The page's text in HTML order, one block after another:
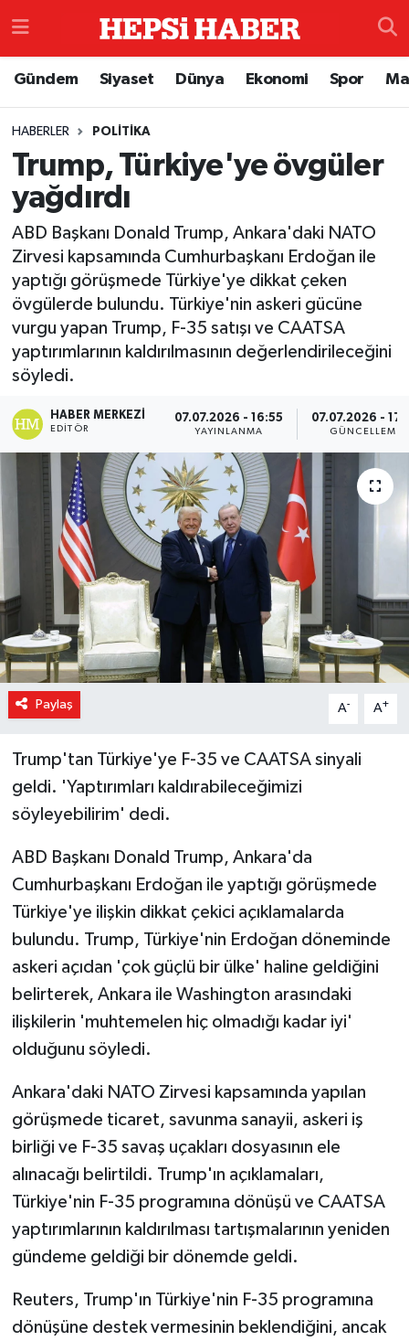
Gündem Siyaset Dünya Ekonomi Spor
HABERLER POLITIKA
Trump, Türkiye'ye övgüler
yağdırdı
ABD Başkanı Donald Trump, Ankara'daki NATO
Zirvesi kapsamında Cumhurbaşkanı Erdoğan ile
yaptığı görüşmede Türkiye'ye dikkat çeken
övgülerde bulundu. Türkiye'nin askeri gücüne
vurgu yapan Trump, F-35 satışı ve CAATSA
yaptırımlarının kaldırılmasının değerlendirileceğini
söyledi.
HABER MERKEZI
EDITÖR
07.07.2026 - 16:55
YAYINLANMA
07.07.2026 -
GÜNCELLEME
Paylaş A- A+
Trump'tan Türkiye'ye F-35 ve CAATSA sinyali
geldi. 'Yaptırımları kaldırabileceğimizi
söyleyebilirim' dedi.
ABD Başkanı Donald Trump, Ankara'da
Cumhurbaşkanı Erdoğan ile yaptığı görüşmede
Türkiye'ye ilişkin dikkat çekici açıklamalarda
bulundu. Trump, Türkiye'nin Erdoğan döneminde
askeri açıdan 'çok güçlü bir ülke' haline geldiğini
belirterek, Ankara ile Washington arasındaki
ilişkilerin 'muhtemelen hiç olmadığı kadar iyi'
olduğunu söyledi.
Ankara'daki NATO Zirvesi kapsamında yapılan
görüşmede ticaret, savunma sanayii, askeri iş
birliği ve F-35 savaş uçakları dosyasının ele
alınacağı belirtildi. Trump'ın açıklamaları,
Türkiye'nin F-35 programına dönüşü ve CAATSA
yaptırımlarının kaldırılması tartışmalarının yeniden
gündeme geldiği bir dönemde geldi.
Reuters, Trump'ın Türkiye'nin F-35 programına
dönüşüne destek vermesinin beklendiğini, ancak
Çevre
Dünya
Eğitim
Ekonomi
Genel
Özel Haber
Sağlık
Siyaset
Son Dakika
Spor
İzmir Namaz Vakitleri
İstanbul Trafik Yoğunluk Haritası
Süper Lig Puan Durumu ve Fikstür
Tüm Manşetler
Son Dakika Haberleri